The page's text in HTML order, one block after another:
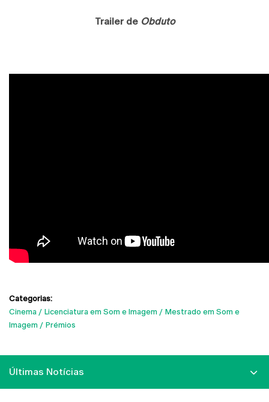
Trailer de Obduto
Categorias:
Cinema
Licenciatura em Som e Imagem
Mestrado em Som e
Imagem
Prémios
Últimas Notícias